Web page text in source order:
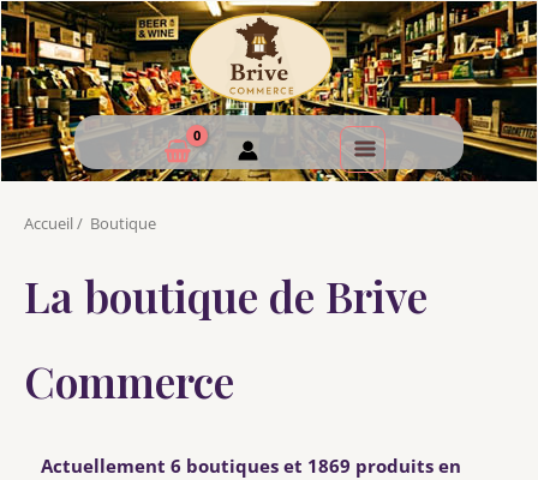
Accueil / Boutique
La boutique de Brive
Commerce
Actuellement 6 boutiques et 1869 produits en